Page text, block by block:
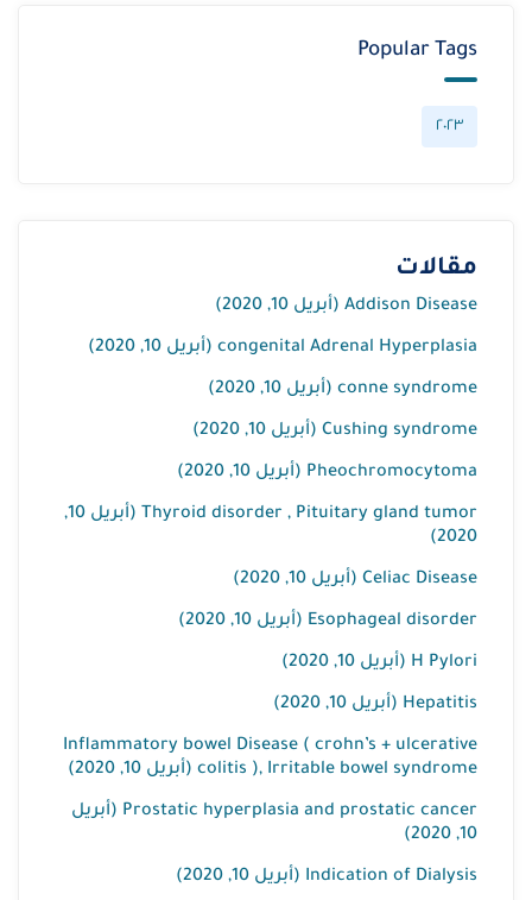
Popular Tags
٢٠٢٣
مقالات
Addison Disease (أبريل 10, 2020)
congenital Adrenal Hyperplasia (أبريل 10, 2020)
conne syndrome (أبريل 10, 2020)
Cushing syndrome (أبريل 10, 2020)
Pheochromocytoma (أبريل 10, 2020)
Thyroid disorder , Pituitary gland tumor (أبريل 10,
2020)
Celiac Disease (أبريل 10, 2020)
Esophageal disorder (أبريل 10, 2020)
H Pylori (أبريل 10, 2020)
Hepatitis (أبريل 10, 2020)
Inflammatory bowel Disease ( crohn’s + ulcerative
colitis ), Irritable bowel syndrome (أبريل 10, 2020)
Prostatic hyperplasia and prostatic cancer (أبريل
10, 2020)
Indication of Dialysis (أبريل 10, 2020)